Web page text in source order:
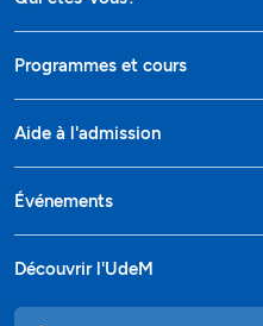
Programmes et cours
Aide à l'admission
Événements
Découvrir l'UdeM